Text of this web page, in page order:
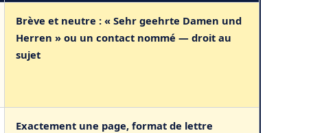
Brève et neutre : « Sehr geehrte Damen und
Herren » ou un contact nommé — droit au
sujet
Exactement une page, format de lettre